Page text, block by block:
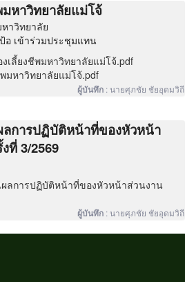
หาวิทยาลัยแม่โจ้
าวิทยาลัย
อ เข้าร่วมประชุมแทน
เลี้ยงชีพมหาวิทยาลัยแม่โจ้.pdf
มหาวิทยาลัยแม่โจ้.pdf
ผู้บันทึก:นายศุภชัย ชัยอุดมวิถี
การปฏิบัติหน้าที่ของหัวหน้า
ที่ 3/2569
ลการปฏิบัติหน้าที่ของหัวหน้าส่วนงาน
ผู้บันทึก:นายศุภชัย ชัยอุดมวิถี